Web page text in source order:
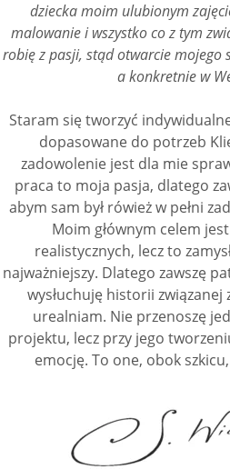
dziecka moim ulubionym
malowanie i wszystko co z tym
robię z pasji, stąd otwarcie mojego
a konkretnie w
Staram się tworzyć
dopasowane do potrzeb
zadowolenie jest dla mie
praca to moja pasja, dlatego
abym sam był rówież w pełni
Moim głównym celem
realistycznych, lecz to
najważniejszy. Dlatego zawszę
wysłuchuję historii
urealniam. Nie przenoszę
projektu, lecz przy jego
emocję. To one, obok